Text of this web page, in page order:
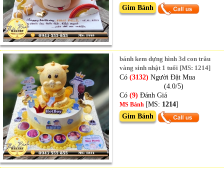
Gim Bánh
bánh kem dựng hình 3d con trâu
vàng sinh nhật 1 tuổi [MS: 1214]
Có(3132) Người Đặt Mua
(4.0/5)
Có (9)Đánh Giá
MS Bánh [MS: 1214]
Gim Bánh